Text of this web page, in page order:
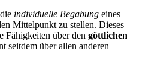
individuelle Begabung eines
Mittelpunkt zu stellen. Dieses
Fähigkeiten über den göttlichen
seitdem über allen anderen